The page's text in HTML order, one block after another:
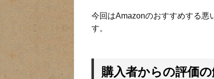
今回はAmazonのおすすめする悪
す。
購入者からの評価